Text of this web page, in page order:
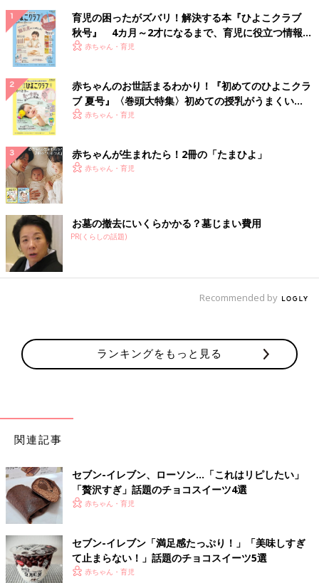
ジムで汗を流した後のヘルシーランチに、とカフェ風ランチを作
ったchieさん。とてもおしゃれなランチプレートですよね。お皿
の右上に盛り付けてある赤い彩りがきれいなペンネはセブンイレ
大好きで常にストックしてあるんだそうですよ。
セブンイレブンプレミアム金のシリーズはごちそう
揃い！
育児の困ったがズバリ！解決する本『ひよこクラブ
秋号』 4カ月～2才になるまで、育児に役立つ情報が
いっぱい！
赤ちゃん・育児
赤ちゃんのお世話まるわかり！『初めてのひよこクラ
ブ 夏号』〈巻頭大特集〉初めての授乳がうまくい
く！ おっぱい・ミルクの基本と夏のトラブル 解決テ
赤ちゃん・育児
赤ちゃんが生まれたら！2冊の「たまひよ」
赤ちゃん・育児
お墓の撤去にいくらかかる？墓じまい費用
PR(くらしの話題)
Recommended by
ランキングをもっと見る
関連記事
セブン-イレブン、ローソン…「これはリピしたい」
「贅沢すぎ」話題のチョコスイーツ4選
赤ちゃん・育児
セブン-イレブン「満足感たっぷり！」「美味しすぎ
て止まらない！」話題のチョコスイーツ5選
赤ちゃん・育児